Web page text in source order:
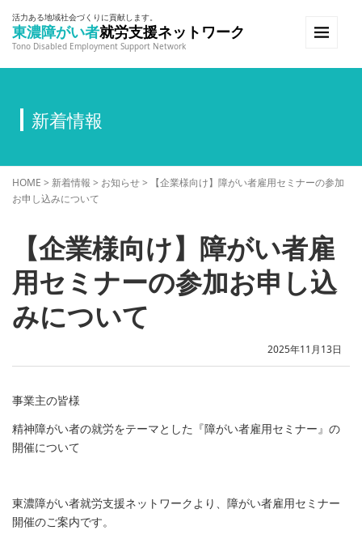
活力ある地域社会づくりに貢献します。
東濃障がい者就労支援ネットワーク
Tono Disabled Employment Support Network
新着情報
HOME > 新着情報 > お知らせ>
【企業様向け】障がい者雇用セミナーの参加
お申し込みについて
【企業様向け】障がい者雇
用セミナーの参加お申し込
みについて
2025年11月13日
事業主の皆様
精神障がい者の就労をテーマとした『障がい者雇用セミナー』の
開催について
東濃障がい者就労支援ネットワークより、障がい者雇用セミナー
開催のご案内です。